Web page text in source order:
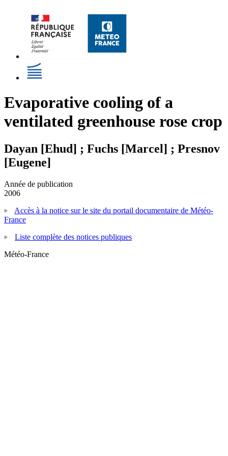
Evaporative cooling of a
ventilated greenhouse rose crop
Dayan [Ehud] ; Fuchs [Marcel] ; Presnov
[Eugene]
Année de publication
2006
Accès à la notice sur le site du portail documentaire de Météo-
France
Liste complète des notices publiques
Météo-France